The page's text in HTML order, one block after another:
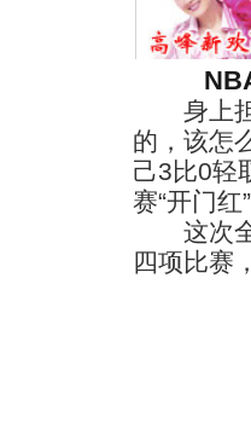
身上担
的，该怎
己3比0轻
赛“开门红”
这次全
四项比赛